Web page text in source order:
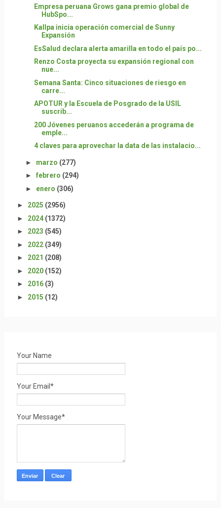
Empresa peruana Grows gana premio global de
HubSpo...
Kallpa inicia operación comercial de Sunny
Expansión
EsSalud declara alerta amarilla en todo el país po...
Renzo Costa proyecta su expansión regional con
nue...
Semana Santa: Cinco situaciones de riesgo en
carre...
APOTUR y la Escuela de Posgrado de la USIL
suscrib...
200 Jóvenes peruanos accederán a programa de
emple...
4 claves para aprovechar la data de las instalacio...
► marzo (277)
► febrero (294)
► enero (306)
► 2025 (2956)
► 2024 (1372)
► 2023 (545)
► 2022 (349)
► 2021 (208)
► 2020 (152)
► 2016 (3)
► 2015 (12)
Your Name
Your Email*
Your Message*